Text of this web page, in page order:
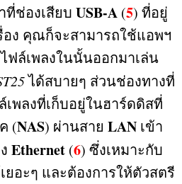
ที่ช่องเสียบ USB-A (5) ที่อยู่
ง คุณก็จะสามารถใช้แอพฯ
ฟล์เพลงในนั้นออกมาเล่น
ได้สบายๆ ส่วนช่องทางที่
พลงที่เก็บอยู่ในฮาร์ดดิสที่
(NAS) ผ่านสาย LAN เข้า
Ethernet (6) ซึ่งเหมาะกับ
ยอะๆ และต้องการให้ตัวสตรี